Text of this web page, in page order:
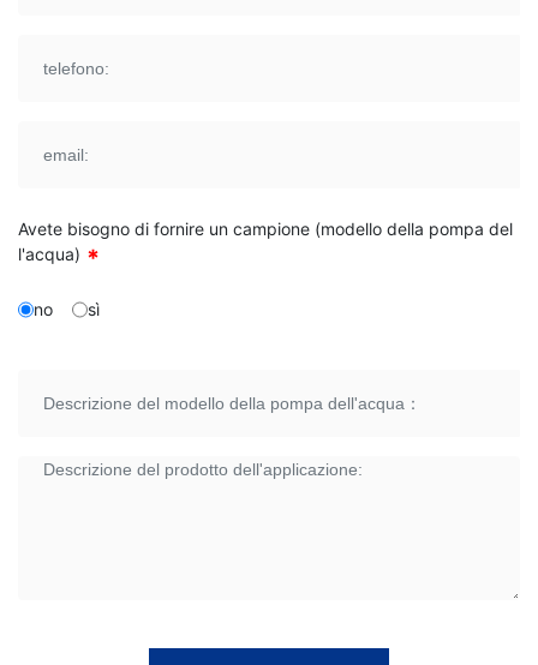
Avete bisogno di fornire un campione (modello della pompa del
l'acqua)
no sì